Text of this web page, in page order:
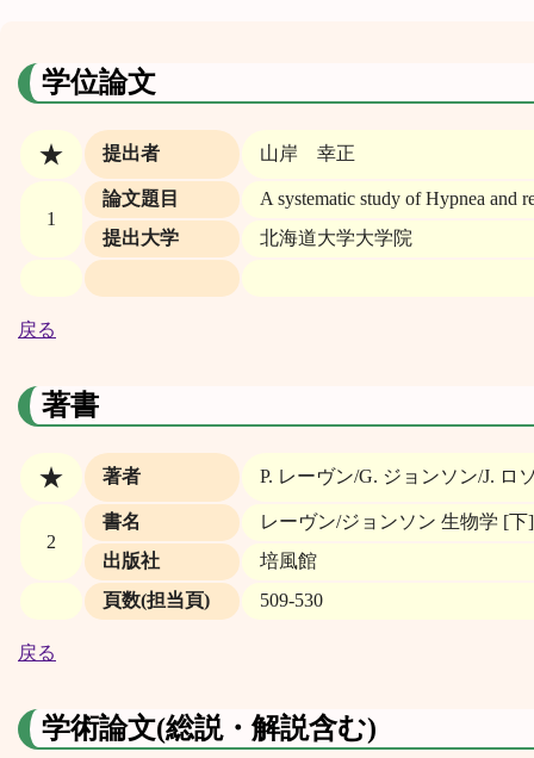
学位論文
★ 提出者 山岸 幸正
1
論文題目
A systematic study of Hypnea and
提出大学
北海道大学大学院
戻る
著書
★ 著者 P. レーヴン/G. ジョンソン/J. ロ
2
書名
レーヴン/ジョンソン 生物学 [下
出版社
培風館
頁数(担当頁)
509-530
戻る
学術論文(総説・解説含む)